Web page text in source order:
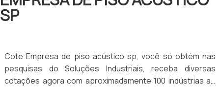
SP
Cote Empresa de piso acústico sp, você só obtém nas
pesquisas do Soluções Industriais, receba diversas
cotações agora com aproximadamente 100 indústrias ao